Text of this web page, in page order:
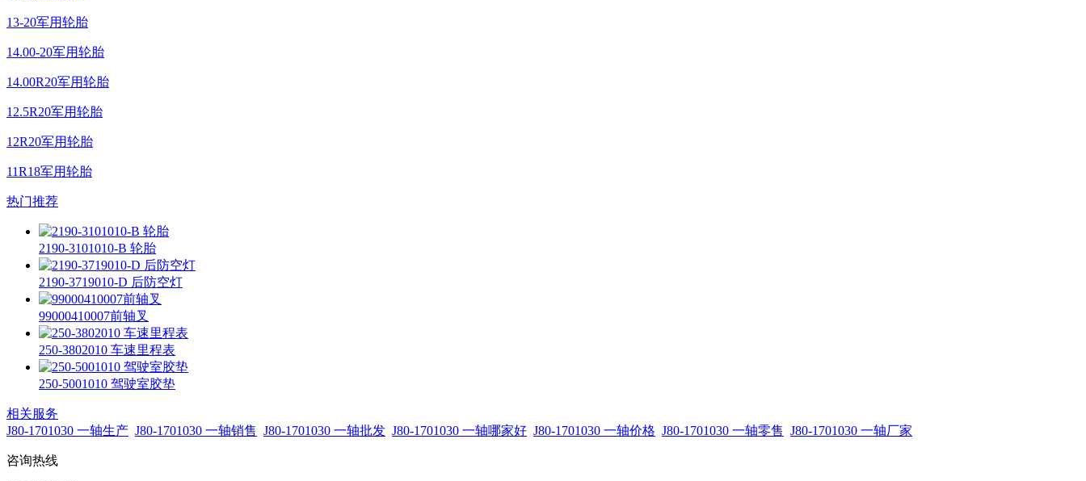
13-20军用轮胎
14.00-20军用轮胎
14.00R20军用轮胎
12.5R20军用轮胎
12R20军用轮胎
11R18军用轮胎
热门推荐
2190-3101010-B 轮胎
2190-3719010-D 后防空灯
99000410007前轴叉
250-3802010 车速里程表
250-5001010 驾驶室胶垫
相关服务
J80-1701030 一轴生产 J80-1701030 一轴销售 J80-1701030 一轴批发 J80-1701030 一轴哪家好 J80-1701030 一轴价格 J80-1701030 一轴零售 J80-1701030 一轴厂家
咨询热线